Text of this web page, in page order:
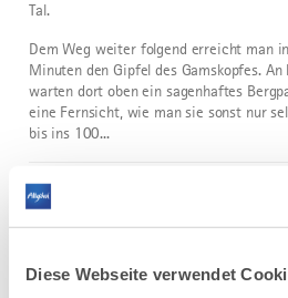
Diese Webseite verwendet
Tal.
Dem Weg weiter folgend erreicht man
Minuten den Gipfel des Gamskopfes. An
warten dort oben ein sagenhaftes
eine Fernsicht, wie man sie sonst nur
bis ins 100...
0,5 km
AUFSTIEG SCHWIERIGKEIT